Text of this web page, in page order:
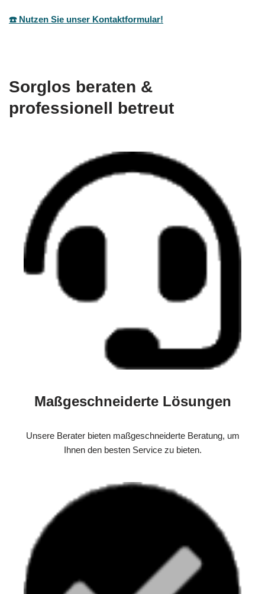
☎️ Nutzen Sie unser Kontaktformular!
Sorglos beraten &
professionell betreut
Maßgeschneiderte Lösungen
Unsere Berater bieten maßgeschneiderte Beratung, um
Ihnen den besten Service zu bieten.